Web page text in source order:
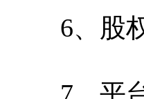
6、股权